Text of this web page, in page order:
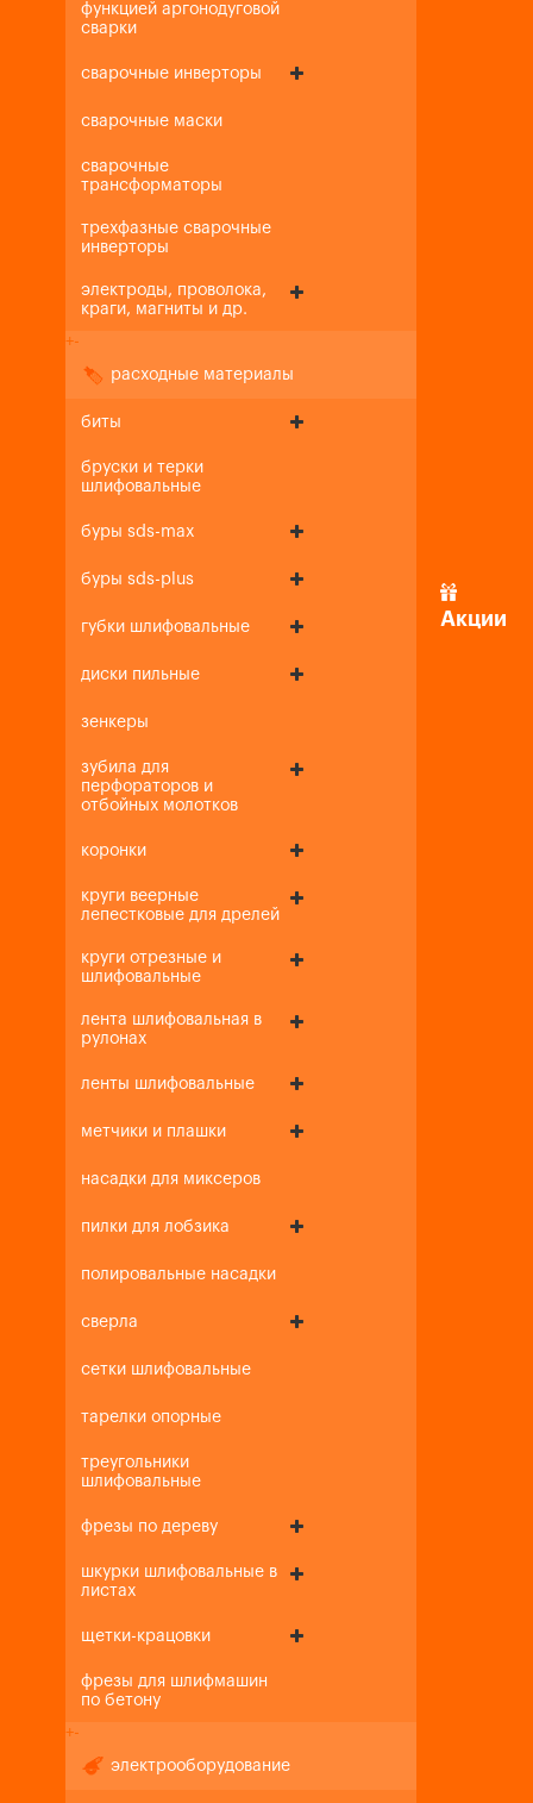
функцией аргонодуговой
сварки
сварочные инверторы
сварочные маски
сварочные
трансформаторы
трехфазные сварочные
инверторы
электроды, проволока,
краги, магниты и др.
+-
расходные материалы
биты
бруски и терки
шлифовальные
буры sds-max
буры sds-plus
губки шлифовальные
диски пильные
зенкеры
зубила для
перфораторов и
отбойных молотков
коронки
круги веерные
лепестковые для дрелей
круги отрезные и
шлифовальные
лента шлифовальная в
рулонах
ленты шлифовальные
метчики и плашки
насадки для миксеров
пилки для лобзика
полировальные насадки
сверла
сетки шлифовальные
тарелки опорные
треугольники
шлифовальные
фрезы по дереву
шкурки шлифовальные в
листах
щетки-крацовки
фрезы для шлифмашин
по бетону
+-
электрооборудование
Акции